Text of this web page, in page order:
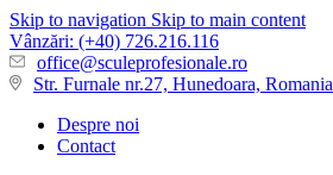
Skip to navigation Skip to main content
Vânzări: (+40) 726.216.116
office@sculeprofesionale.ro
Str. Furnale nr.27, Hunedoara, Romania
Despre noi
Contact